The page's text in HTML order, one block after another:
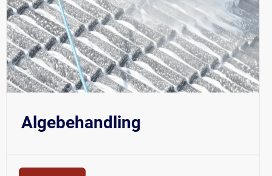
Algebehandling